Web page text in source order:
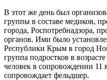
В этот же день был
группы в составе медиков,
города, Роспотребнадзора,
органов. Ими было
Республики Крым в город
группа подростков в
человек в сопровождении 11
сопровождает фельдшер.